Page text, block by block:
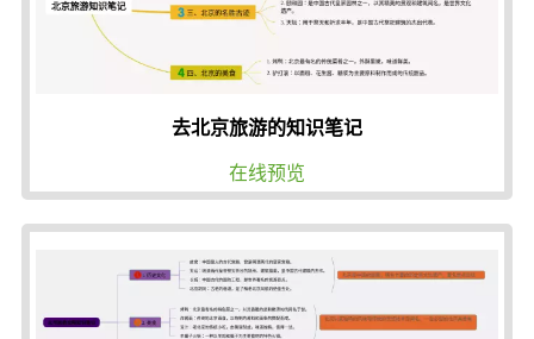
去北京旅游的知识笔记
在线预览